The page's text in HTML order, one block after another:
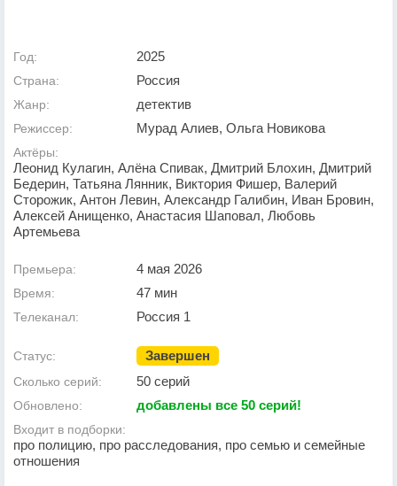
Год: 2025
Страна: Россия
Жанр: детектив
Режиссер: Мурад Алиев, Ольга Новикова
Актёры:
Леонид Кулагин, Алёна Спивак, Дмитрий Блохин, Дмитрий
Бедерин, Татьяна Лянник, Виктория Фишер, Валерий
Сторожик, Антон Левин, Александр Галибин, Иван Бровин,
Алексей Анищенко, Анастасия Шаповал, Любовь
Артемьева
Премьера: 4 мая 2026
Время: 47 мин
Телеканал: Россия 1
Статус: Завершен
Сколько серий: 50 серий
Обновлено: добавлены все 50 серий!
Входит в подборки:
про полицию, про расследования, про семью и семейные
отношения